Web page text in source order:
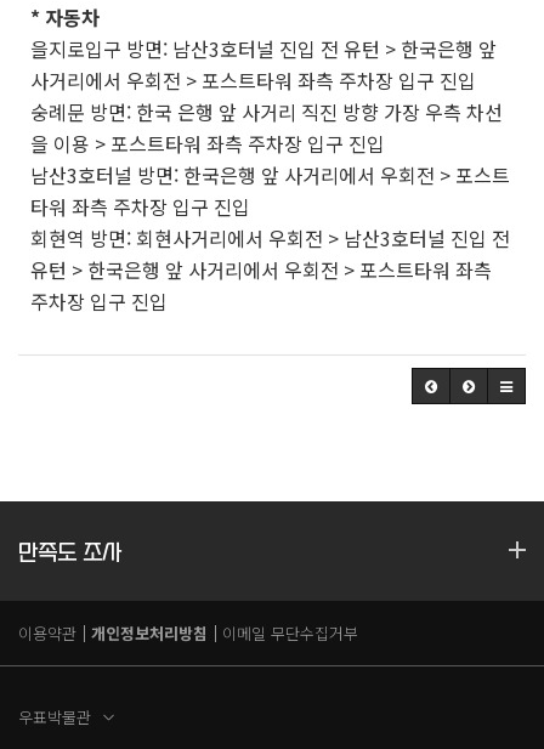
* 자동차
을지로입구 방면: 남산3호터널 진입 전 유턴 > 한국은행 앞
사거리에서 우회전 > 포스트타워 좌측 주차장 입구 진입
숭례문 방면: 한국 은행 앞 사거리 직진 방향 가장 우측 차선
을 이용 > 포스트타워 좌측 주차장 입구 진입
남산3호터널 방면: 한국은행 앞 사거리에서 우회전 > 포스트
타워 좌측 주차장 입구 진입
회현역 방면: 회현사거리에서 우회전 > 남산3호터널 진입 전
유턴 > 한국은행 앞 사거리에서 우회전 > 포스트타워 좌측
주차장 입구 진입
만족도 조사
이용약관 개인정보처리방침 이메일 무단수집거부
우표박물관